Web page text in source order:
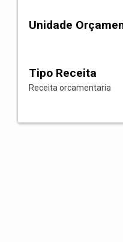
Unidade
Tipo Receita
Receita orcamentaria